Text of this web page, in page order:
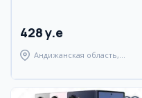
428 y.e
Андижанская область,